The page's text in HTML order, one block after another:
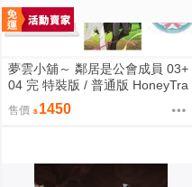
夢雲小舖～ 鄰居是公會成員 03+
04 完 特裝版 / 普通版 HoneyTra
p(허니트랩) 朧月
售價 1450